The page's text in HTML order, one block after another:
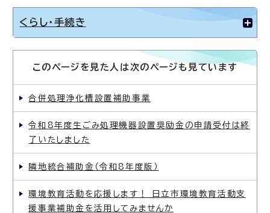
くらし・手続き
このページを見た人は次のページも見ています
合併処理浄化槽設置補助事業
令和8年度生ごみ処理機器設置奨励金の申請受付は終
了いたしました
隣地統合補助金（令和8年度版）
環境教育活動を応援します！ 日立市環境教育活動支
援事業補助金を活用してみませんか